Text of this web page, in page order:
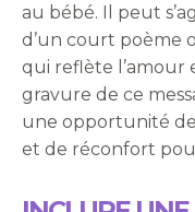
au bébé. Il peut
d’un court poème
qui reflète l’amour
gravure de ce
une opportunité
et de réconfort